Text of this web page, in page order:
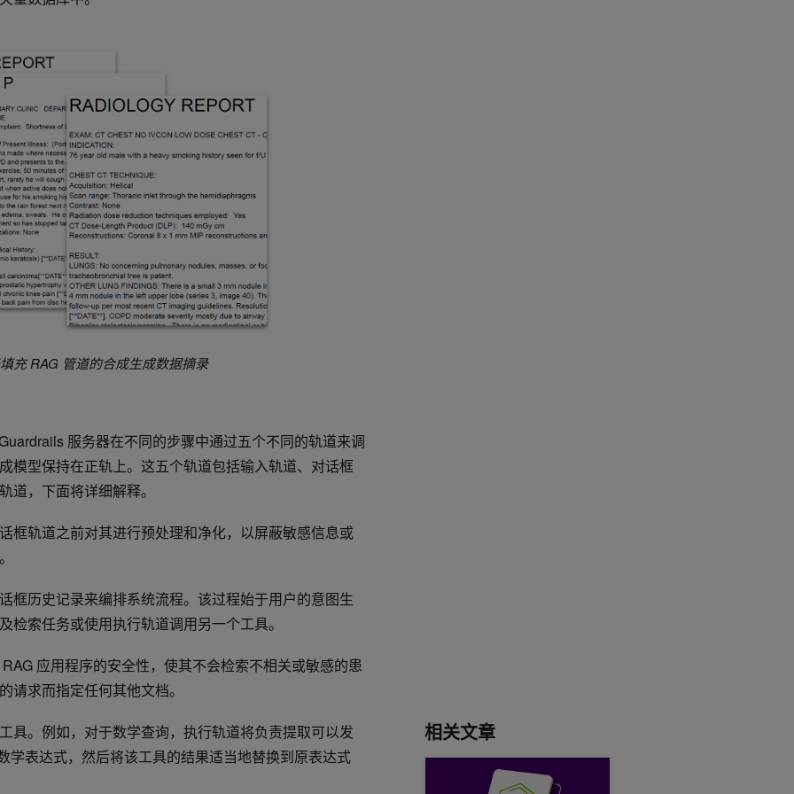
充 RAG 管道的合成生成数据摘录
服务器在不同的步骤中通过五个不同的轨道来调
模型保持在正轨上。这五个轨道包括输入轨道、对话框
道，下面将详细解释。
框轨道之前对其进行预处理和净化，以屏蔽敏感信息或
框历史记录来编排系统流程。该过程始于用户的意图生
检索任务或使用执行轨道调用另一个工具。
应用程序的安全性，使其不会检索不相关或敏感的患
请求而指定任何其他文档。
具。例如，对于数学查询，执行轨道将负责提取可以发
学表达式，然后将该工具的结果适当地替换到原表达式
相关文章